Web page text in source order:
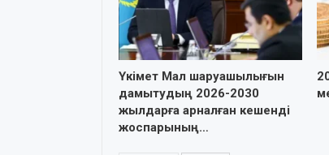
Үкімет Мал шаруашылығын
дамытудың 2026-2030
жылдарға арналған кешенді
жоспарының…